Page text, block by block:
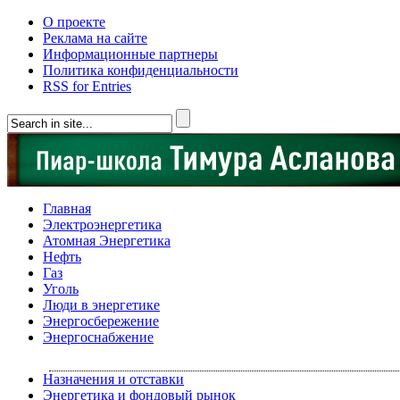
О проекте
Реклама на сайте
Информационные партнеры
Политика конфиденциальности
RSS for Entries
Главная
Электроэнергетика
Атомная Энергетика
Нефть
Газ
Уголь
Люди в энергетике
Энергосбережение
Энергоснабжение
Назначения и отставки
Энергетика и фондовый рынок